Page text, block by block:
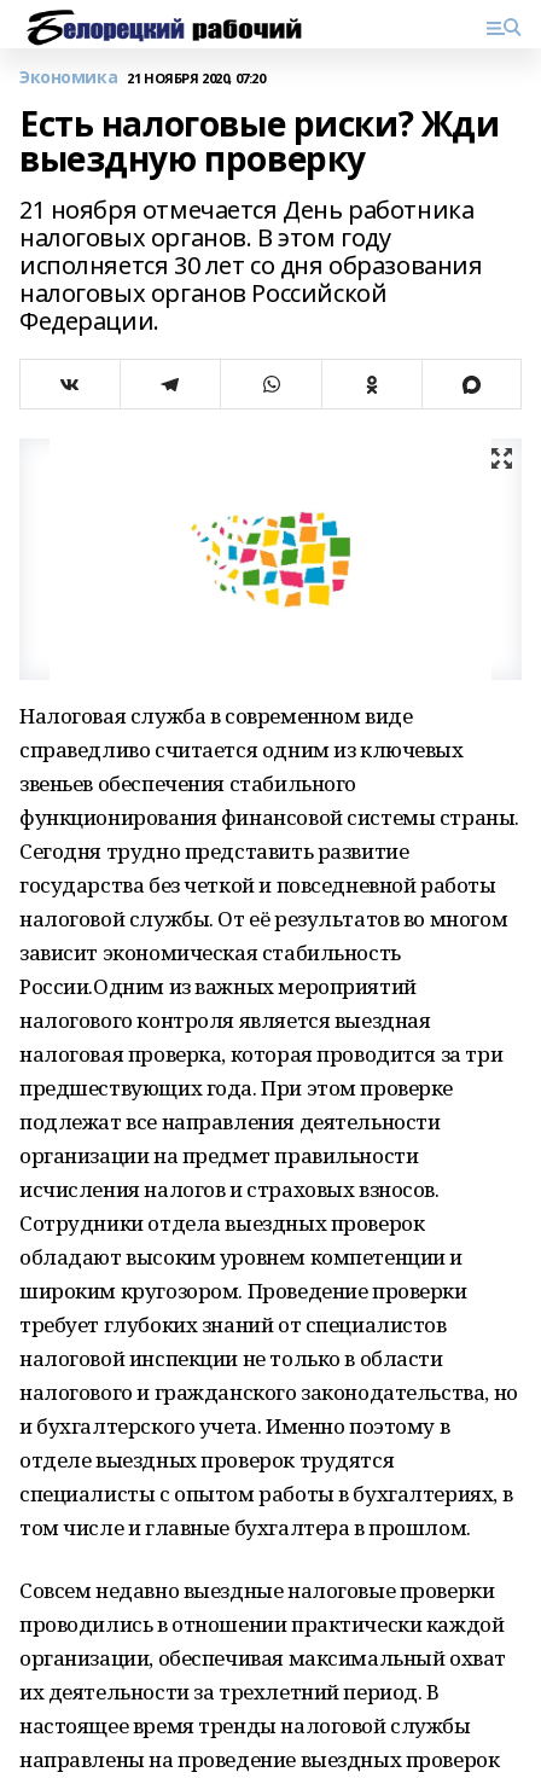
Экономика 21 НОЯБРЯ 2020, 07:20
Есть налоговые риски? Жди
выездную проверку
21 ноября отмечается День работника
налоговых органов. В этом году
исполняется 30 лет со дня образования
налоговых органов Российской
Федерации.
Налоговая служба в современном виде
справедливо считается одним из ключевых
звеньев обеспечения стабильного
функционирования финансовой системы страны.
Сегодня трудно представить развитие
государства без четкой и повседневной работы
налоговой службы. От её результатов во многом
зависит экономическая стабильность
России.Одним из важных мероприятий
налогового контроля является выездная
налоговая проверка, которая проводится за три
предшествующих года. При этом проверке
подлежат все направления деятельности
организации на предмет правильности
исчисления налогов и страховых взносов.
Сотрудники отдела выездных проверок
обладают высоким уровнем компетенции и
широким кругозором. Проведение проверки
требует глубоких знаний от специалистов
налоговой инспекции не только в области
налогового и гражданского законодательства, но
и бухгалтерского учета. Именно поэтому в
отделе выездных проверок трудятся
специалисты с опытом работы в бухгалтериях, в
том числе и главные бухгалтера в прошлом.
Совсем недавно выездные налоговые проверки
проводились в отношении практически каждой
организации, обеспечивая максимальный охват
их деятельности за трехлетний период. В
настоящее время тренды налоговой службы
направлены на проведение выездных проверок